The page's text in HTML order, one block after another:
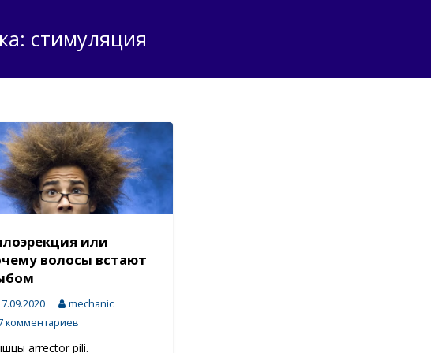
стимуляция
или
волосы встают
mechanic
комментариев
arrector pili.